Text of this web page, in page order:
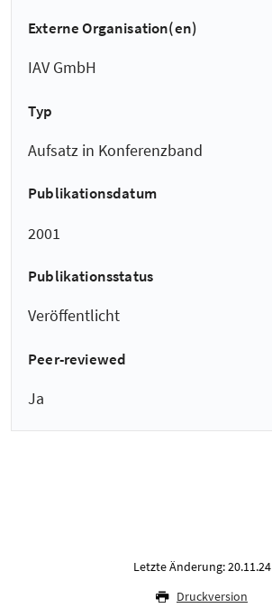
Externe Organisation(en)
IAV GmbH
Typ
Aufsatz in Konferenzband
Publikationsdatum
2001
Publikationsstatus
Veröffentlicht
Peer-reviewed
Ja
Letzte Änderung: 20.11.24
Druckversion